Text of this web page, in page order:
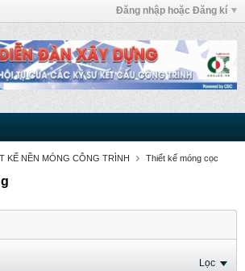
Đăng nhập hoặc Đăng kí
KẾ NỀN MÓNG CÔNG TRÌNH Thiết kế móng cọc
Lọc